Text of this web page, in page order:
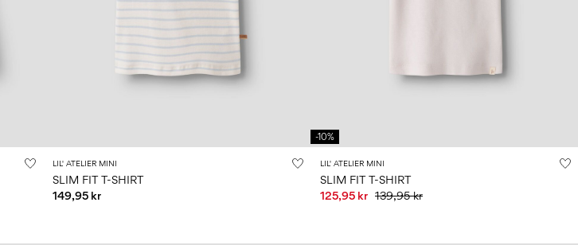
LIL' ATELIER MINI
SLIM FIT T-SHIRT
149,95 kr
-10%
LIL' ATELIER MINI
SLIM FIT T-SHIRT
125,95 kr 139,95 kr